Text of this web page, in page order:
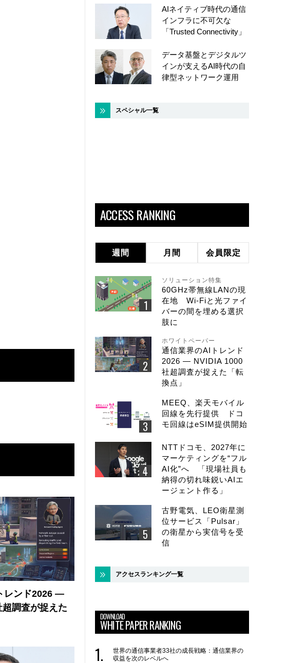
レンド2026 ―
調査が捉えた
AIネイティブ時代の通信
インフラに不可欠な
「Trusted Connectivity」
データ基盤とデジタルツ
インが支えるAI時代の自
律型ネットワーク運用
スペシャル一覧
ACCESS RANKING
週間 月間 会員限定
ソリューション特集
60GHz帯無線LANの現
在地 Wi-Fiと光ファイ
バーの間を埋める選択
肢に
ホワイトペーパー
通信業界のAIトレンド
2026 ― NVIDIA 1000
社超調査が捉えた「転
換点」
MEEQ、楽天モバイル
回線を先行提供 ドコ
モ回線はeSIM提供開始
NTTドコモ、2027年に
マーケティングを“フル
AI化”へ 「現場社員も
納得の切れ味鋭いAIエ
ージェント作る」
古野電気、LEO衛星測
位サービス「Pulsar」
の衛星から実信号を受
信
アクセスランキング一覧
DOWNLOAD
WHITE PAPER RANKING
世界の通信事業者33社の成長戦略：通信業界の
収益を次のレベルへ